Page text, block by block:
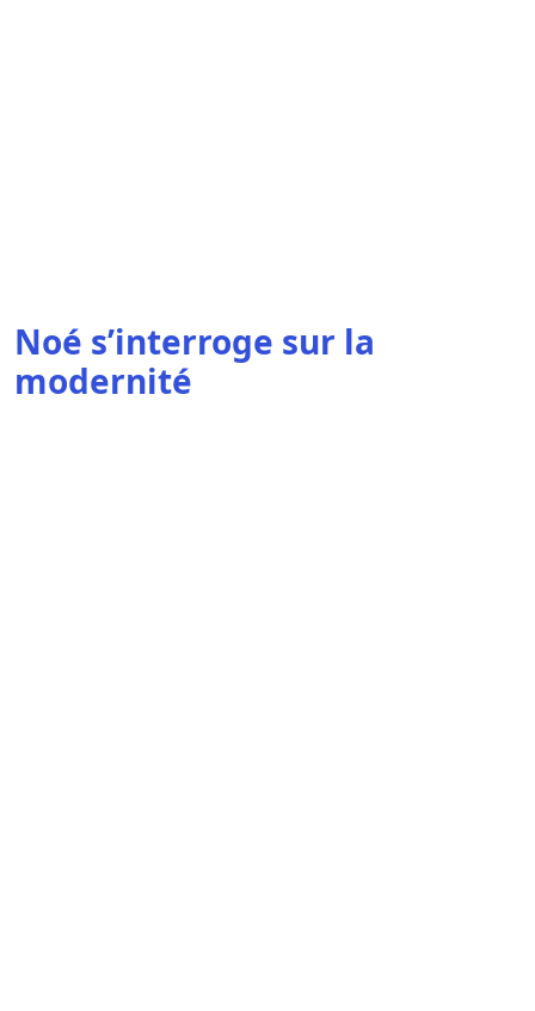
Noé s’interroge sur la
modernité